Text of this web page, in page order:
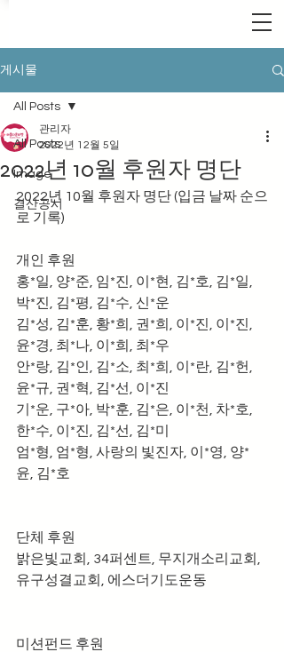
게시물
All Posts
Image
결산공시
All Posts
2022년 10월 후원자 명단
관리자
2022년 12월 5일
2022년 10월 후원자 명단 (입금 날짜 순으
로 기록)
개인 후원
홍*일, 양*준, 임*진, 이*현, 김*호, 김*일,
박*진, 김*평, 김*수, 신*운
김*성, 김*훈, 황*희, 권*희, 이*진, 이*진,
윤*경, 최*나, 이*희, 최*우
안*랑, 김*인, 김*소, 최*희, 이*란, 김*헌,
윤*규, 권*혁, 김*선, 이*진
기*운, 구*아, 박*훈, 김*은, 이*천, 차*호,
한*수, 이*진, 김*선, 김*미
엄*형, 엄*형, 사랑의 빛진자, 이*영, 양*
윤, 김*호
단체 후원
밝은빛교회, 34퍼센트, 무지개소리교회,
유구성결교회, 에스더기도운동
미션펀드 후원